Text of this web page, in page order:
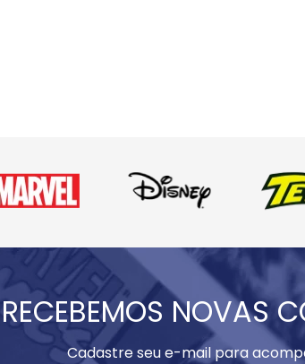
RECEBEMOS NOVAS
Cadastre seu e-mail para